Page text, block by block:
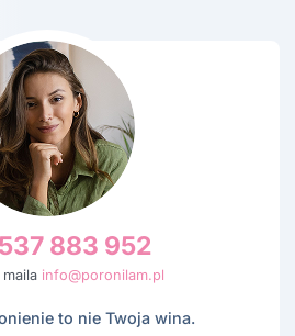
883 952
info@poronilam.pl
to nie Twoja wina.